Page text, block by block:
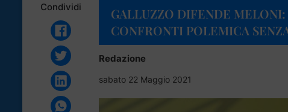
Condividi
GALLUZZO DIFENDE MELONI:
CONFRONTI POLEMICA
Redazione
sabato 22 Maggio 2021